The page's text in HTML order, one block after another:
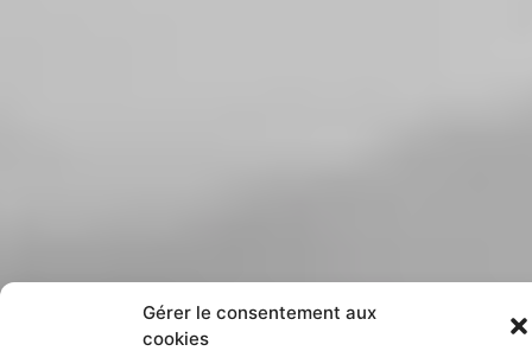
Gérer le consentement aux
cookies